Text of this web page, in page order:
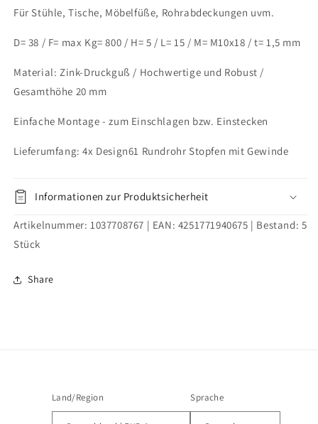
Ø
mm
Wandstärke
1,5
mit
Innengewinde
Ø
38
mm
Wandstärke
1,5
mm
mit
Innengewinde
Für Stühle, Tische, Möbelfüße, Rohrabdeckungen uvm.
D= 38 / F= max Kg= 800 / H= 5 / L= 15 / M= M10x18 / t= 1,5 mm
Material: Zink-Druckguß / Hochwertige und Robust /
Gesamthöhe 20 mm
Einfache Montage - zum Einschlagen bzw. Einstecken
Lieferumfang: 4x Design61 Rundrohr Stopfen mit Gewinde
Informationen zur Produktsicherheit
Artikelnummer: 1037708767 | EAN: 4251771940675 | Bestand: 5
Stück
Share
Land/Region Sprache